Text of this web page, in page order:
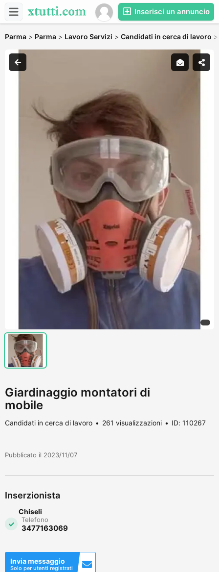
Inserisci un annuncio
Parma > Parma > Lavoro Servizi > Candidati in cerca di lavoro
Giardinaggio montatori di
mobile
Candidati in cerca di lavoro 261 visualizzazioni ID: 110267
Pubblicato il 2023/11/07
Inserzionista
Chiseli
Telefono
3477163069
Invia messaggio
Solo per utenti registrati